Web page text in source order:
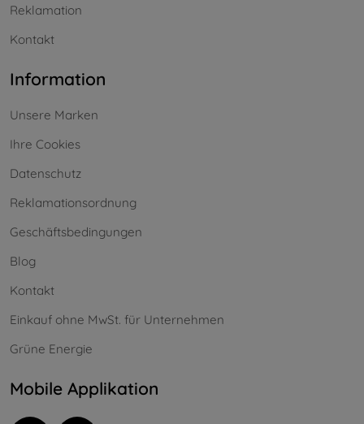
Reklamation
Kontakt
Information
Unsere Marken
Ihre Cookies
Datenschutz
Reklamationsordnung
Geschäftsbedingungen
Blog
Kontakt
Einkauf ohne MwSt. für Unternehmen
Grüne Energie
Mobile Applikation